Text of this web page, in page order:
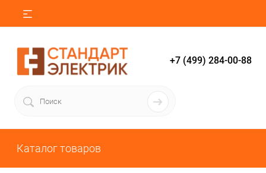
+7 (499) 284-00-88
Каталог товаров